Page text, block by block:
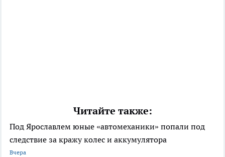
Читайте также:
Под Ярославлем юные «автомеханики» попали под
следствие за кражу колес и аккумулятора
Вчера